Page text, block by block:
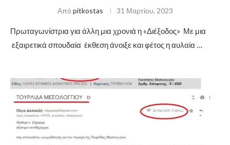
Από pitkostas 31 Μαρτίου, 2023
Πρωταγωνίστρια για άλλη μια χρονιά η «Διέξοδος» Με μια
εξαιρετικά σπουδαία έκθεση άνοιξε και φέτος η αυλαία …